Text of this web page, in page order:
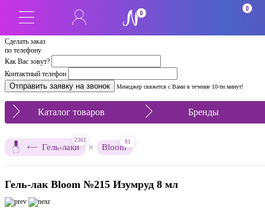
Сделать заказ
по телефону
Как Вас зовут?
Контактный телефон
Менеджер свяжется с Вами в течение 10-ти минут!
0
0
Каталог товаров Бренды
Гель-лаки
2361
× Bloom
91
Гель-лак Bloom №215 Изумруд 8 мл